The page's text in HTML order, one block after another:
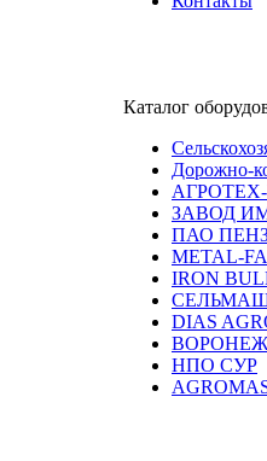
Каталог
Дорожно-
ЗАВОД
ПАО
METAL-
IRON
DIAS
НПО СУР